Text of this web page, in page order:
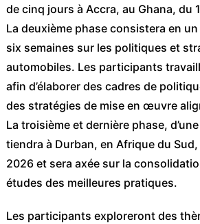
de cinq jours à Accra, au Ghana, du
La deuxième phase consistera en
six semaines sur les politiques et
automobiles. Les participants
afin d’élaborer des cadres de
des stratégies de mise en œuvre
La troisième et dernière phase,
tiendra à Durban, en Afrique du
2026 et sera axée sur la
études des meilleures pratiques.
Les participants exploreront des